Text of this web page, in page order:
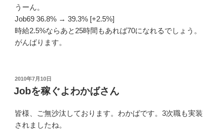
うーん。
Job69 36.8% → 39.3% [+2.5%]
時給2.5%ならあと25時間もあれば70になれるでしょう。
がんばります。
投
稿
日:
2010年7月10日
Jobを稼ぐよわかばさん
皆様、ご無沙汰しております。わかばです。3次職も実装
されましたね。